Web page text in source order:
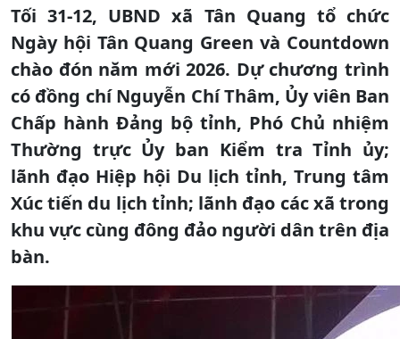
Tối 31-12, UBND xã Tân Quang tổ chức
Ngày hội Tân Quang Green và Countdown
chào đón năm mới 2026. Dự chương trình
có đồng chí Nguyễn Chí Thâm, Ủy viên Ban
Chấp hành Đảng bộ tỉnh, Phó Chủ nhiệm
Thường trực Ủy ban Kiểm tra Tỉnh ủy;
lãnh đạo Hiệp hội Du lịch tỉnh, Trung tâm
Xúc tiến du lịch tỉnh; lãnh đạo các xã trong
khu vực cùng đông đảo người dân trên địa
bàn.